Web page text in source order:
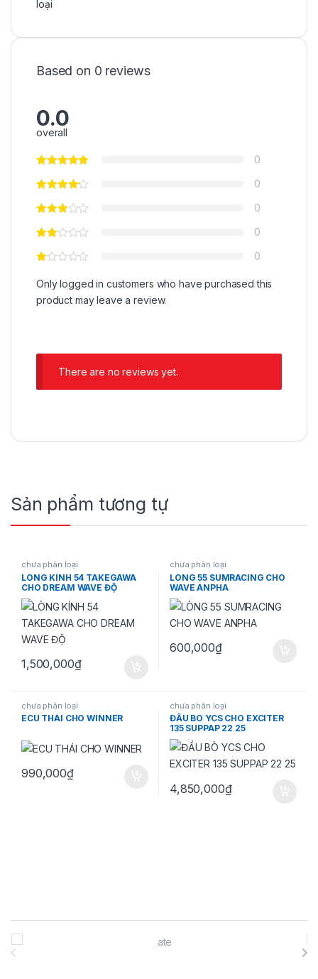
loại
Based on 0 reviews
0.0
overall
0
0
0
0
0
Only logged in customers who have purchased this
product may leave a review.
There are no reviews yet.
Sản phẩm tương tự
chưa phân loại
LÒNG KÍNH 54 TAKEGAWA
CHO DREAM WAVE ĐỘ
1,500,000₫
chưa phân loại
LÒNG 55 SUMRACING CHO
WAVE ANPHA
600,000₫
chưa phân loại
ECU THÁI CHO WINNER
990,000₫
chưa phân loại
ĐẦU BÒ YCS CHO EXCITER
135 SUPPAP 22 25
4,850,000₫
Brands Carousel